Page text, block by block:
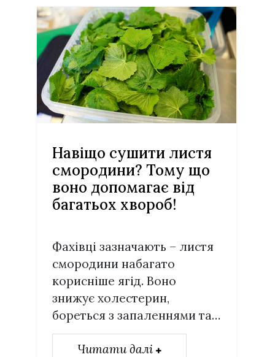
Навіщо сушити листя
смородини? Тому що
воно допомагає від
багатьох хвороб!
Фахівці зазначають – листя
смородини набагато
корисніше ягід. Воно
знижує холестерин,
бореться з запаленнями та…
Читати далі